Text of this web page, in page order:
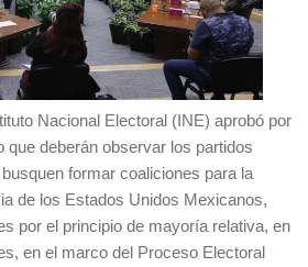
Nacional Electoral (INE) aprobó por
que deberán observar los partidos
formar coaliciones para la
de los Estados Unidos Mexicanos,
por el principio de mayoría relativa, en
en el marco del Proceso Electoral